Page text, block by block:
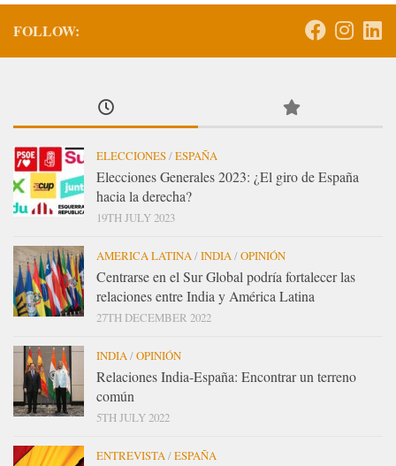
FOLLOW:
ELECCIONES/ESPAÑA
Elecciones Generales 2023: ¿El giro de España
hacia la derecha?
19TH JULY 2023
AMERICA LATINA/INDIA/OPINIÓN
Centrarse en el Sur Global podría fortalecer las
relaciones entre India y América Latina
27TH DECEMBER 2022
INDIA/OPINIÓN
Relaciones India-España: Encontrar un terreno
común
5TH JULY 2022
ENTREVISTA/ESPAÑA